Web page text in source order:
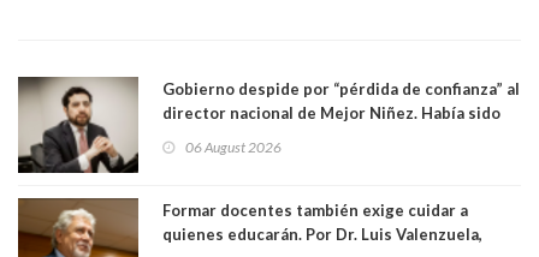
Gobierno despide por “pérdida de confianza” al
director nacional de Mejor Niñez. Había sido
06 August 2026
Formar docentes también exige cuidar a
quienes educarán. Por Dr. Luis Valenzuela,